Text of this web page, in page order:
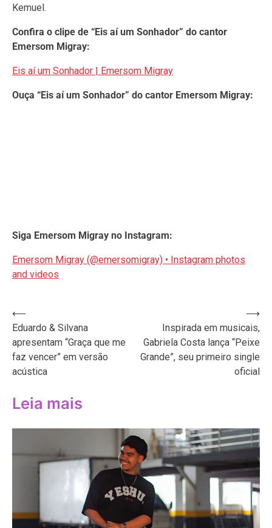
Kemuel.
Confira o clipe de “Eis aí um Sonhador” do cantor
Emersom Migray:
Eis aí um Sonhador | Emersom Migray
Ouça “Eis aí um Sonhador” do cantor Emersom Migray:
Siga Emersom Migray no Instagram:
Emersom Migray (@emersomigray) • Instagram photos
and videos
Navegação
de
Post
⟵
Eduardo & Silvana
apresentam “Graça que me
faz vencer” em versão
acústica
Inspirada em musicais,
Gabriela Costa lança “Peixe
Grande”, seu primeiro single
oficial
⟶
Leia mais